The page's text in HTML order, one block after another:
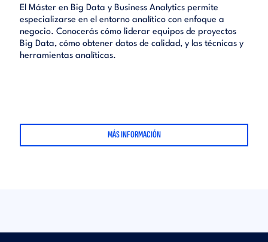
El Máster en Big Data y Business Analytics permite
especializarse en el entorno analítico con enfoque a
negocio. Conocerás cómo liderar equipos de proyectos
Big Data, cómo obtener datos de calidad, y las técnicas y
herramientas analíticas.
MÁS INFORMACIÓN